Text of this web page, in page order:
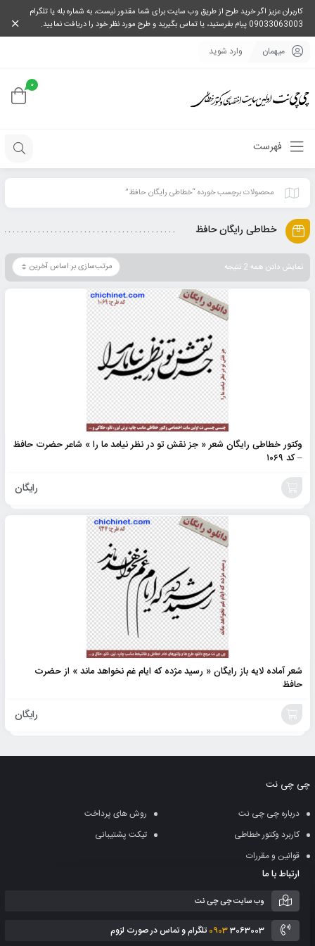
کاربران عزیز اگر خرید طرح از طریق وب سایت برای شما مقدور نیست، به شماره بله یا تلگرام
09033063003 پیام بفرستید، یا تماس بگیرید و طرح مورد نظر خود را دریافت نمایید.
میهمان وارد شوید
0
فهرست
محصولات برچسب خورده “خطاطی رایگان حافظ”
خطاطی رایگان حافظ
نمایش دادن همه 2 نتیجه
وکتور خطاطی رایگان شعر « جز نقش تو در نظر نیامد ما را » شاعر حضرت حافظ
– کد ۱۰۶۹
رایگان
شعر آماده لایه باز رایگان « رسید مژده که ایام غم نخواهد ماند » از حضرت
حافظ
رایگان
سبد
چی چی نت
درباره چی چی نت
روش های پرداخت
کاربرد وکتور خطاطی
تیکت پشتیبانی
قوانین و مقررات
ارتباط با ما
وب سایت چی چی نت
09033063003 تلگرام و تماس در صورت لزوم